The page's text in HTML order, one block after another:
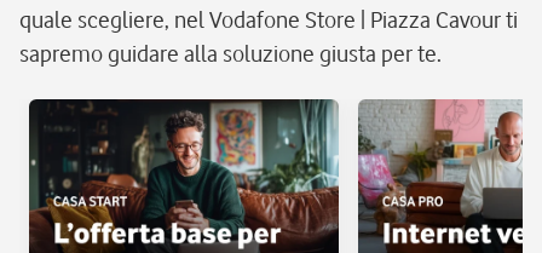
quale scegliere, nel Vodafone Store | Piazza Cavour ti
sapremo guidare alla soluzione giusta per te.